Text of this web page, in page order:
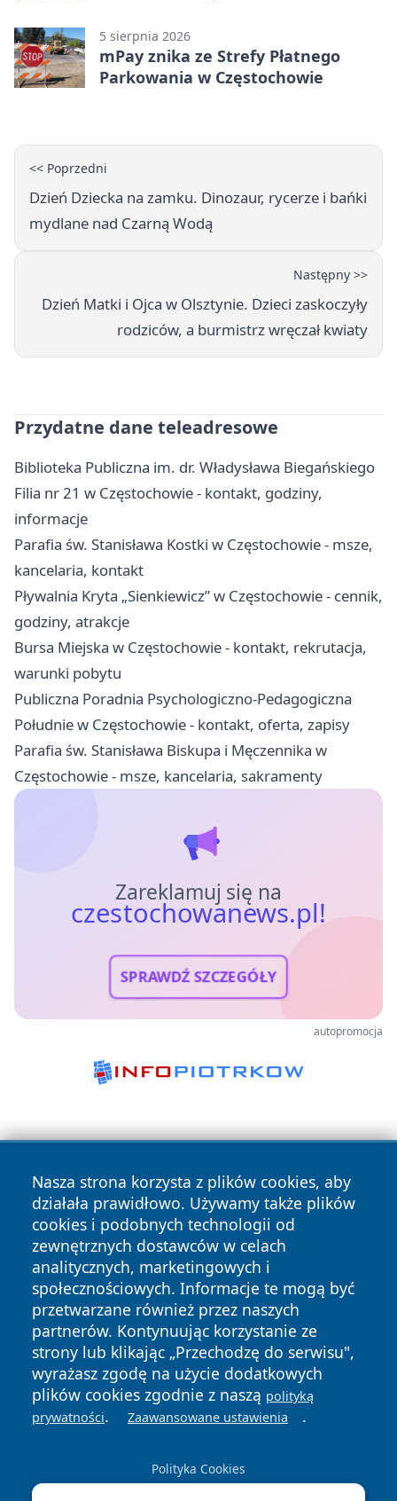
5 sierpnia 2026
mPay znika ze Strefy Płatnego
Parkowania w Częstochowie
<< Poprzedni
Dzień Dziecka na zamku. Dinozaur, rycerze i bańki
mydlane nad Czarną Wodą
Następny >>
Dzień Matki i Ojca w Olsztynie. Dzieci zaskoczyły
rodziców, a burmistrz wręczał kwiaty
Przydatne dane teleadresowe
Biblioteka Publiczna im. dr. Władysława Biegańskiego
Filia nr 21 w Częstochowie - kontakt, godziny,
informacje
Parafia św. Stanisława Kostki w Częstochowie - msze,
kancelaria, kontakt
Pływalnia Kryta „Sienkiewicz” w Częstochowie - cennik,
godziny, atrakcje
Bursa Miejska w Częstochowie - kontakt, rekrutacja,
warunki pobytu
Publiczna Poradnia Psychologiczno-Pedagogiczna
Południe w Częstochowie - kontakt, oferta, zapisy
Parafia św. Stanisława Biskupa i Męczennika w
Częstochowie - msze, kancelaria, sakramenty
Zareklamuj się na
czestochowanews.pl!
SPRAWDŹ SZCZEGÓŁY
autopromocja
Nasza strona korzysta z plików cookies, aby
działała prawidłowo. Używamy także plików
cookies i podobnych technologii od
zewnętrznych dostawców w celach
analitycznych, marketingowych i
społecznościowych. Informacje te mogą być
przetwarzane również przez naszych
partnerów. Kontynuując korzystanie ze
strony lub klikając „Przechodzę do serwisu",
wyrażasz zgodę na użycie dodatkowych
plików cookies zgodnie z naszą polityką
prywatności. Zaawansowane ustawienia .
Polityka Cookies
Copyright © 2026 czestochowanews.pl Wszystkie prawa
zastrzeżone.
News Autorzy
Polityka
Prywatności
Polityka
Cookies
cześć